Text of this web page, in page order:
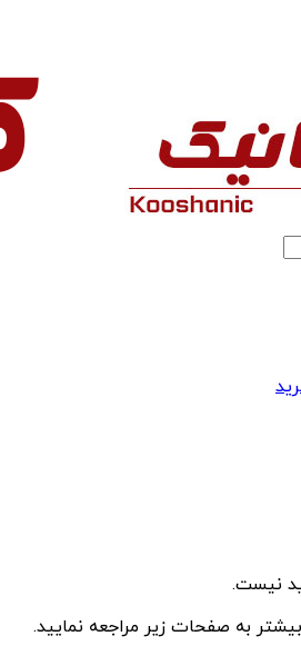
نیست.
به صفحات زیر مراجعه نمایید.